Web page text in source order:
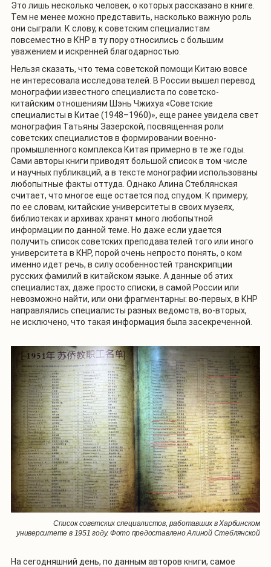
Это лишь несколько человек, о которых рассказано в книге.
Тем не менее можно представить, насколько важную роль
они сыграли. К слову, к советским специалистам
повсеместно в КНР в ту пору относились с большим
уважением и искренней благодарностью.
Нельзя сказать, что тема советской помощи Китаю вовсе
не интересовала исследователей. В России вышел перевод
монографии известного специалиста по советско-
китайским отношениям Шэнь Чжихуа «Советские
специалисты в Китае (1948–1960)», еще ранее увидела свет
монография Татьяны Зазерской, посвященная роли
советских специалистов в формировании военно-
промышленного комплекса Китая примерно в те же годы.
Сами авторы книги приводят большой список в том числе
и научных публикаций, а в тексте монографии использованы
любопытные факты оттуда. Однако Алина Стеблянская
считает, что многое еще остается под спудом. К примеру,
по ее словам, китайские университеты в своих музеях,
библиотеках и архивах хранят много любопытной
информации по данной теме. Но даже если удается
получить список советских преподавателей того или иного
университета в КНР, порой очень непросто понять, о ком
именно идет речь, в силу особенностей транскрипции
русских фамилий в китайском языке. А данные об этих
специалистах, даже просто списки, в самой России или
невозможно найти, или они фрагментарны: во-первых, в КНР
направлялись специалисты разных ведомств, во-вторых,
не исключено, что такая информация была засекреченной.
Список советских специалистов, работавших в Харбинском
университете в 1951 году. Фото предоставлено Алиной Стеблянской
На сегодняшний день, по данным авторов книги, самое